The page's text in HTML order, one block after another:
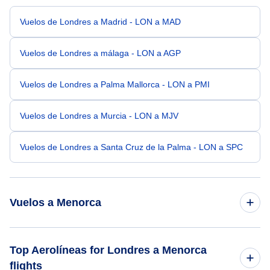
Vuelos de Londres a Madrid - LON a MAD
Vuelos de Londres a málaga - LON a AGP
Vuelos de Londres a Palma Mallorca - LON a PMI
Vuelos de Londres a Murcia - LON a MJV
Vuelos de Londres a Santa Cruz de la Palma - LON a SPC
Vuelos a Menorca
Vuelos de Carlisle a Menorca - CAX a MAH
Top Aerolíneas for Londres a Menorca
flights